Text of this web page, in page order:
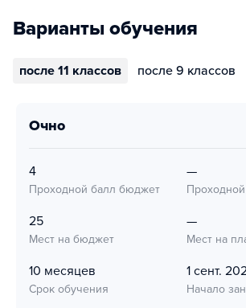
Варианты обучения
после 11 классов после 9 классов
очно
4
Проходной балл бюджет
—
25
Мест на бюджет
—
Мест на
10 месяцев
Срок обучения
1 сент.
Начало